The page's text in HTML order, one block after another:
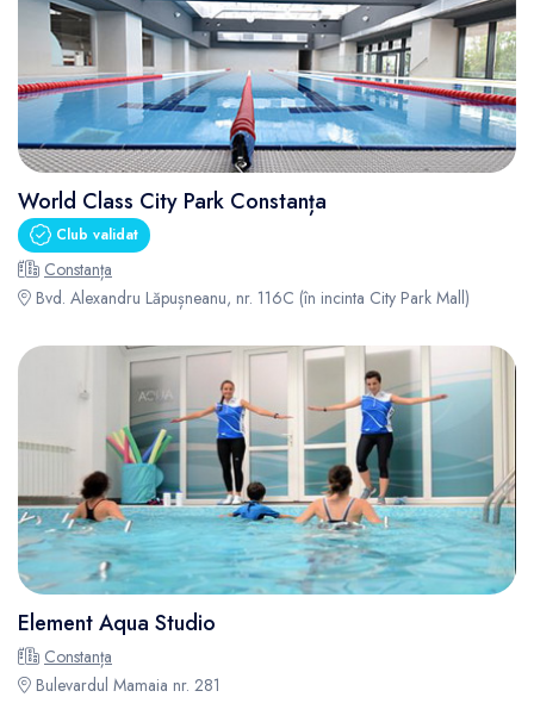
World Class City Park Constanța
Club validat
Constanța
Bvd. Alexandru Lăpușneanu, nr. 116C (în incinta City Park Mall)
Element Aqua Studio
Constanța
Bulevardul Mamaia nr. 281